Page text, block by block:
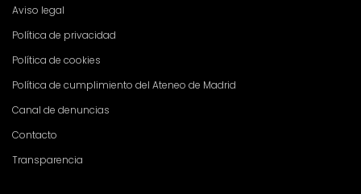
Aviso legal
Política de privacidad
Política de cookies
Política de cumplimiento del Ateneo de Madrid
Canal de denuncias
Contacto
Transparencia